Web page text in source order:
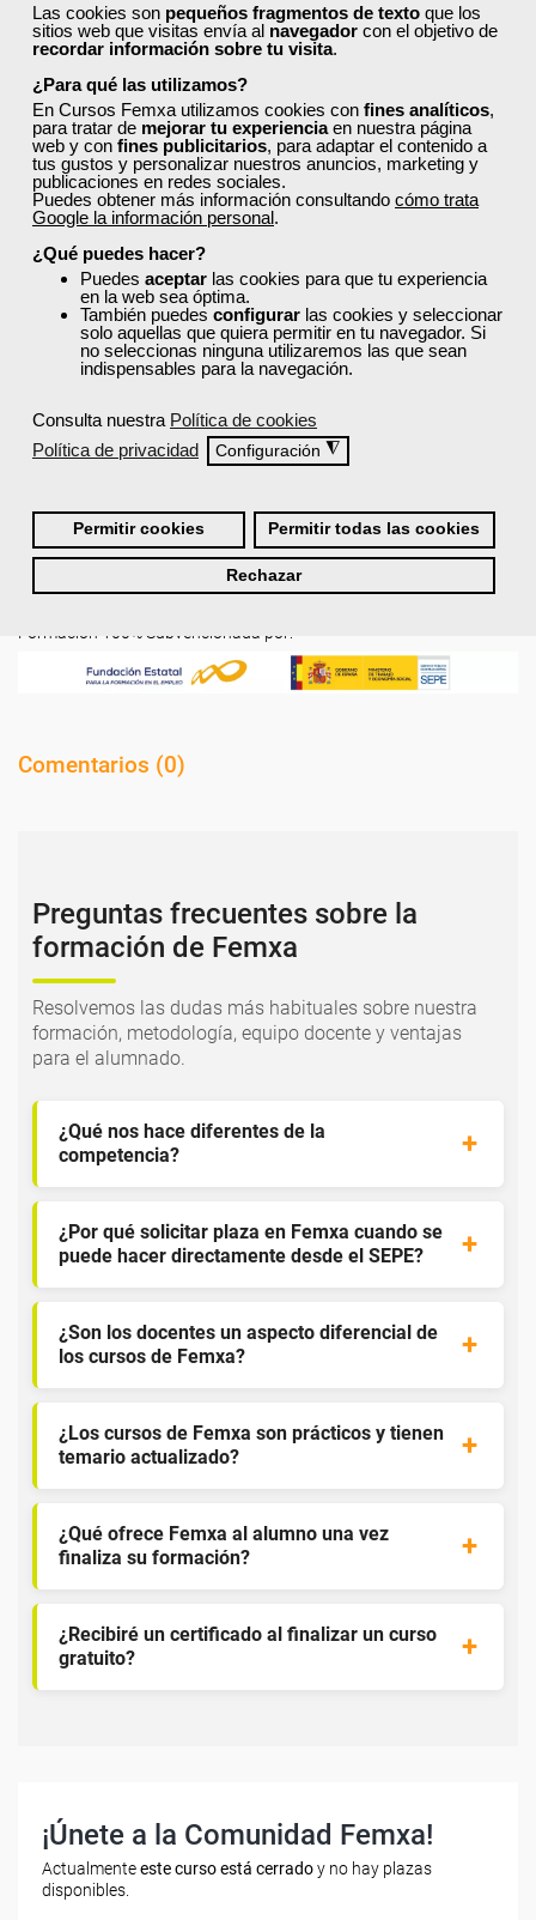
Las cookies son pequeños fragmentos de texto que los
sitios web que visitas envía al navegador con el objetivo de
recordar información sobre tu visita.
¿Para qué las utilizamos?
En Cursos Femxa utilizamos cookies con fines analíticos,
para tratar de mejorar tu experienciaen nuestra página
web y con fines publicitarios, para adaptar el contenido a
tus gustos y personalizar nuestros anuncios, marketing y
publicaciones en redes sociales.
Puedes obtener más información consultando cómo trata
Google la información personal.
¿Qué puedes hacer?
Puedes aceptar las cookies para que tu experiencia
en la web sea óptima.
También puedes configurar las cookies y seleccionar
solo aquellas que quiera permitir en tu navegador. Si
no seleccionas ninguna utilizaremos las que sean
indispensables para la navegación.
Consulta nuestra Política de cookies
Política de privacidad
Configuración ◮
Permitir cookies Permitir todas las cookies
Rechazar
Lazos de control automático.
Otros elementos.
Automatismo, instrumentación y control en las
instalaciones de aguas residuales.
Mediciones básicas.
Operación y Mantenimiento de la Instrumentación.
Conservación de las instalaciones.
Aplicación de trabajos de conservación.
Definición de Clases de conservación.
¿Cuál es la metodología?
Este curso se imparte enmodalidad online
con una duración de 50
Requisitos De Acceso
Entidades
Formación 100% Subvencionada por:
Comentarios (0)
Preguntas frecuentes sobre la
formación de Femxa
Resolvemos las dudas más habituales sobre nuestra
formación, metodología, equipo docente y ventajas
para el alumnado.
¿Qué nos hace diferentes de la
competencia?
¿Por qué solicitar plaza en Femxa cuando se
puede hacer directamente desde el SEPE?
¿Son los docentes un aspecto diferencial de
los cursos de Femxa?
¿Los cursos de Femxa son prácticos y tienen
temario actualizado?
¿Qué ofrece Femxa al alumno una vez
finaliza su formación?
¿Recibiré un certificado al finalizar un curso
gratuito?
¡Únete a la Comunidad Femxa!
Actualmenteeste curso está cerradoy no hay plazas
disponibles.